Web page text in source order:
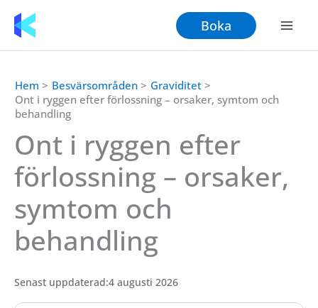
Hoppa
till
innehåll
Boka
Hem Besvärsområden
Graviditet
Ont i ryggen efter förlossning – orsaker, symtom och
behandling
Ont i ryggen efter
förlossning – orsaker,
symtom och
behandling
Senast uppdaterad:4 augusti 2026